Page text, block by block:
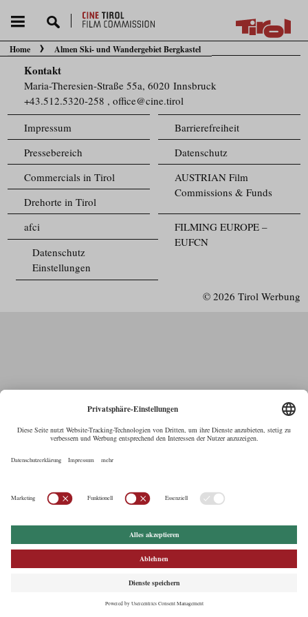
Sie befinden sich hier:
Home Almen Ski- und Wandergebiet Bergkastel
Kontakt
Maria-Theresien-Straße 55a, 6020 Innsbruck
+43.512.5320-258 ,office@cine.tirol
Impressum
Barrierefreiheit
Pressebereich
Datenschutz
Commercials in Tirol
AUSTRIAN Film
Commissions & Funds
Drehorte in Tirol
FILMING EUROPE –
EUFCN
afci
Datenschutz
Einstellungen
© 2026 Tirol Werbung